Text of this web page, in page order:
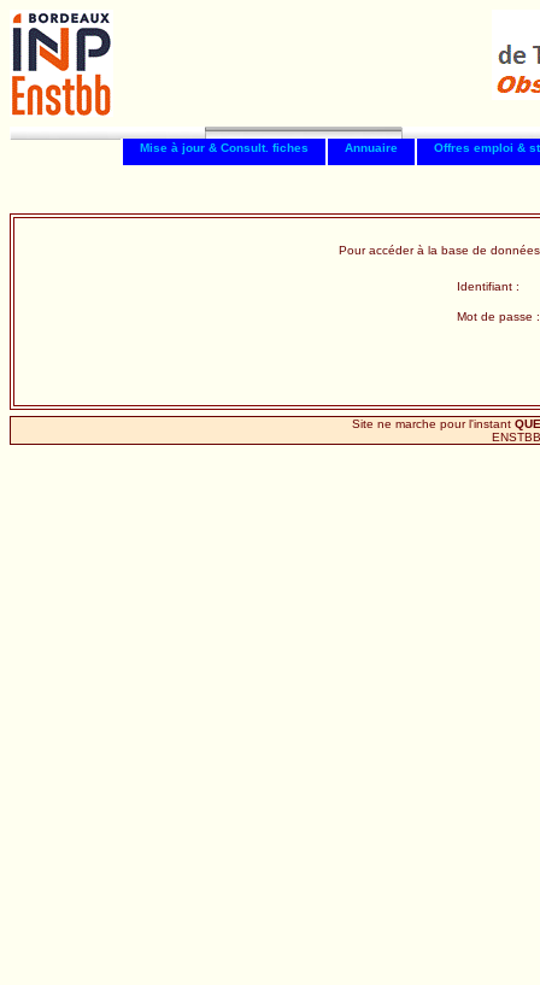
Mise à jour & Consult. fiches Annuaire Offres emploi &
Pour accéder à la base de
Identifiant :
Mot de passe :
Site ne marche pour l'instant QUE